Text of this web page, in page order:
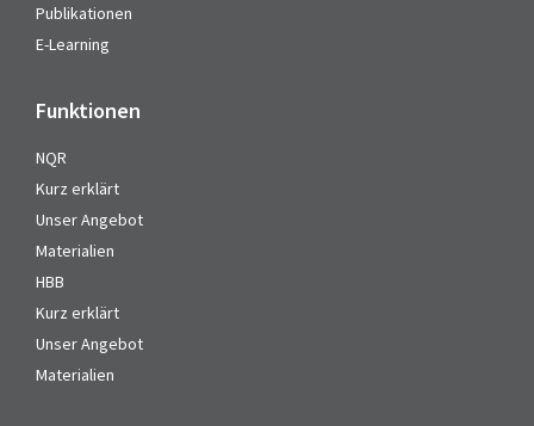
Publikationen
E-Learning
Funktionen
NQR
Kurz erklärt
Unser Angebot
Materialien
HBB
Kurz erklärt
Unser Angebot
Materialien